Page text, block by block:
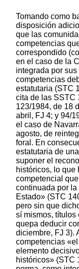
Tomando como
disposición
que las
competencias
correspondido
en el caso de la
integrada por
competencias
estatutaria (STC
cita de las SSTC
123/1984, de 18
abril, FJ 4; y 94/
el caso de
agosto, de
foral. En
estatutaria de
suponer el
históricos, lo que
competencial
continuada por la
Estado» (STC
pero sin que
sí mismos, títulos
quepa deducir
diciembre, FJ 3).
competencias
elemento
históricos» (STC